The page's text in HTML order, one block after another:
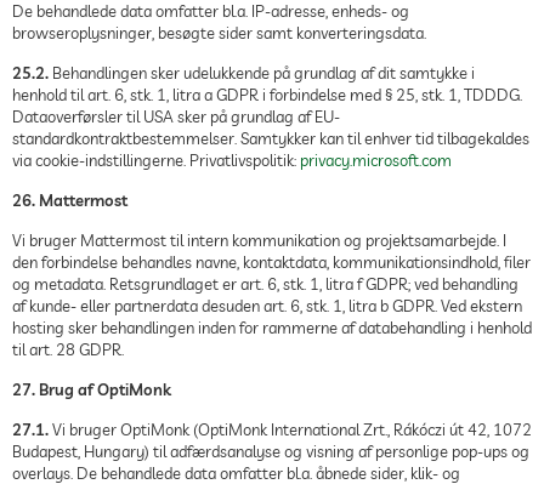
De behandlede data omfatter bl.a. IP-adresse, enheds- og
browseroplysninger, besøgte sider samt konverteringsdata.
25.2. Behandlingen sker udelukkende på grundlag af dit samtykke i
henhold til art. 6, stk. 1, litra a GDPR i forbindelse med § 25, stk. 1, TDDDG.
Dataoverførsler til USA sker på grundlag af EU-
standardkontraktbestemmelser. Samtykker kan til enhver tid tilbagekaldes
via cookie-indstillingerne. Privatlivspolitik: privacy.microsoft.com
26. Mattermost
Vi bruger Mattermost til intern kommunikation og projektsamarbejde. I
den forbindelse behandles navne, kontaktdata, kommunikationsindhold, filer
og metadata. Retsgrundlaget er art. 6, stk. 1, litra f GDPR; ved behandling
af kunde- eller partnerdata desuden art. 6, stk. 1, litra b GDPR. Ved ekstern
hosting sker behandlingen inden for rammerne af databehandling i henhold
til art. 28 GDPR.
27. Brug af OptiMonk
27.1.Vi bruger OptiMonk (OptiMonk International Zrt., Rákóczi út 42, 1072
Budapest, Hungary) til adfærdsanalyse og visning af personlige pop-ups og
overlays. De behandlede data omfatter bl.a. åbnede sider, klik- og